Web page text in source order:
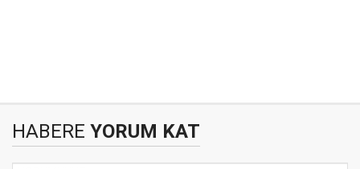
HABERE YORUM KAT